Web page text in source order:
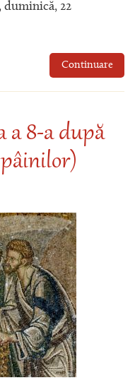
duminică, 22
Continuare
a 8-a după